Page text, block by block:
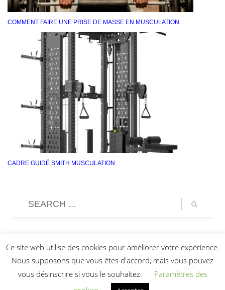
COMMENT FAIRE UNE PRISE DE MASSE EN MUSCULATION
CADRE GUIDÉ SMITH MUSCULATION
Ce site web utilise des cookies pour améliorer votre expérience.
Nous supposons que vous êtes d'accord, mais vous pouvez
vous désinscrire si vous le souhaitez.
Paramètres des